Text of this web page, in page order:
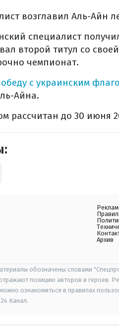
возглавил Аль-Айн
специалист
второй титул со
чемпионат.
с украинским
Айна.
рассчитан до 30 июня
Архив
обозначены словами
позицию авторов и героев.
ознакомиться в правилах
Канал.